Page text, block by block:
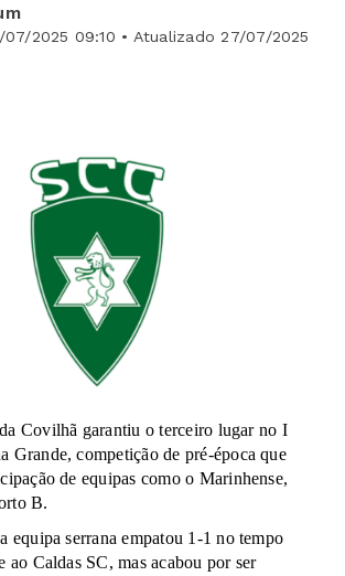
2025 09:10 • Atualizado 27/07/2025
Covilhã garantiu o terceiro lugar no I
Grande, competição de pré-época que
de equipas como o Marinhense,
B.
equipa serrana empatou 1-1 no tempo
ao Caldas SC, mas acabou por ser